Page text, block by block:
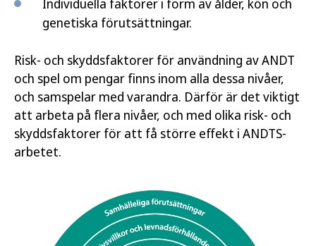
Individuella faktorer i form av ålder, kön och
genetiska förutsättningar.
Risk- och skyddsfaktorer för användning av ANDT
och spel om pengar finns inom alla dessa nivåer,
och samspelar med varandra. Därför är det viktigt
att arbeta på flera nivåer, och med olika risk- och
skyddsfaktorer för att få större effekt i ANDTS-
arbetet.